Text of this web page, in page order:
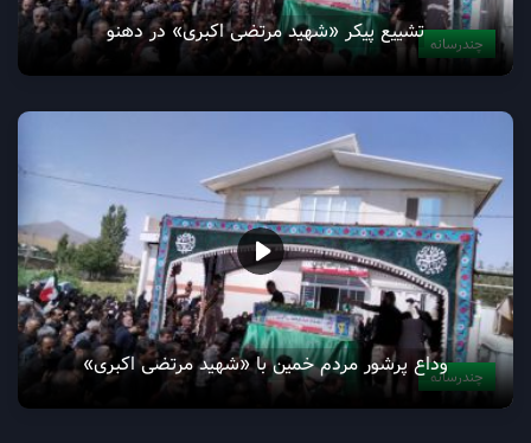
چندرسانه تشییع پیکر «شهید مرتضی اکبری» در دهنو